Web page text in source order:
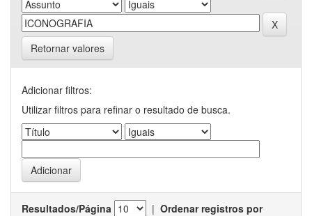
Retornar valores
Adicionar filtros:
Utilizar filtros para refinar o resultado de busca.
Resultados/Página | Ordenar registros por